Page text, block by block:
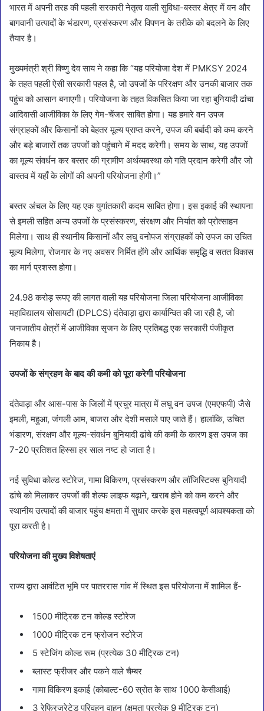
भारत में अपनी तरह की पहली सरकारी नेतृत्व वाली सुविधा-बस्तर क्षेत्र में वन और
बागवानी उत्पादों के भंडारण, प्रसंस्करण और विपणन के तरीके को बदलने के लिए
तैयार है।
मुख्यमंत्री श्री विष्णु देव साय ने कहा कि “यह परियोजा देश में PMKSY 2024
के तहत पहली ऐसी सरकारी पहल है, जो उपजों के परिरक्षण और उनकी बाजार तक
पहुंच को आसान बनाएगी। परियोजना के तहत विकसित किया जा रहा बुनियादी ढांचा
आदिवासी आजीविका के लिए गेम-चेंजर साबित होगा। यह हमारे वन उपज
संग्राहकों और किसानों को बेहतर मूल्य प्राप्त करने, उपज की बर्बादी को कम करने
और बड़े बाजारों तक उपजों को पहुंचाने में मदद करेगी। समय के साथ, यह उपजों
का मूल्य संवर्धन कर बस्तर की ग्रामीण अर्थव्यवस्था को गति प्रदान करेगी और जो
वास्तव में यहाँ के लोगों की अपनी परियोजना होगी।”
बस्तर अंचल के लिए यह एक युगांतकारी कदम साबित होगा। इस इकाई की स्थापना
से इमली सहित अन्य उपजों के प्रसंस्करण, संरक्षण और निर्यात को प्रोत्साहन
मिलेगा। साथ ही स्थानीय किसानों और लघु वनोपज संग्राहकों को उपज का उचित
मूल्य मिलेगा, रोजगार के नए अवसर निर्मित होंगे और आर्थिक समृद्धि व सतत विकास
का मार्ग प्रशस्त होगा।
24.98 करोड़ रूपए की लागत वाली यह परियोजना जिला परियोजना आजीविका
महाविद्यालय सोसायटी (DPLCS) दंतेवाड़ा द्वारा कार्यान्वित की जा रही है, जो
जनजातीय क्षेत्रों में आजीविका सृजन के लिए प्रतिबद्ध एक सरकारी पंजीकृत
निकाय है।
उपजों के संग्रहण के बाद की कमी को पूरा करेगी परियोजना
दंतेवाड़ा और आस-पास के जिलों में प्रचुर मात्रा में लघु वन उपज (एमएफपी) जैसे
इमली, महुआ, जंगली आम, बाजरा और देशी मसाले पाए जाते हैं। हालांकि, उचित
भंडारण, संरक्षण और मूल्य-संवर्धन बुनियादी ढांचे की कमी के कारण इस उपज का
7-20 प्रतिशत हिस्सा हर साल नष्ट हो जाता है।
नई सुविधा कोल्ड स्टोरेज, गामा विकिरण, प्रसंस्करण और लॉजिस्टिक्स बुनियादी
ढांचे को मिलाकर उपजों की शेल्फ लाइफ बढ़ाने, खराब होने को कम करने और
स्थानीय उत्पादों की बाजार पहुंच क्षमता में सुधार करके इस महत्वपूर्ण आवश्यकता को
पूरा करती है।
परियोजना की मुख्य विशेषताएं
राज्य द्वारा आवंटित भूमि पर पातररास गांव में स्थित इस परियोजना में शामिल हैं-
1500 मीट्रिक टन कोल्ड स्टोरेज
1000 मीट्रिक टन फ्रोजन स्टोरेज
5 स्टेजिंग कोल्ड रूम (प्रत्येक 30 मीट्रिक टन)
ब्लास्ट फ्रीजर और पकने वाले चैम्बर
गामा विकिरण इकाई (कोबाल्ट-60 स्रोत के साथ 1000 केसीआई)
3 रेफ्रिजरेटेड परिवहन वाहन (क्षमता प्रत्येक 9 मीट्रिक टन)